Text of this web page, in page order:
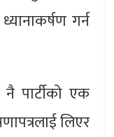
गर्न
पार्टीको एक
लिएर